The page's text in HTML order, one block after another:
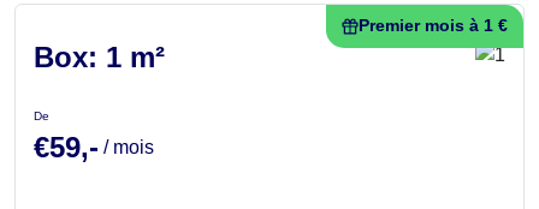
Premier mois à 1 €
Box: 1 m²
De
€59,- / mois